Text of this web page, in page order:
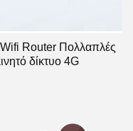
Router Πολλαπλές
δίκτυο 4G